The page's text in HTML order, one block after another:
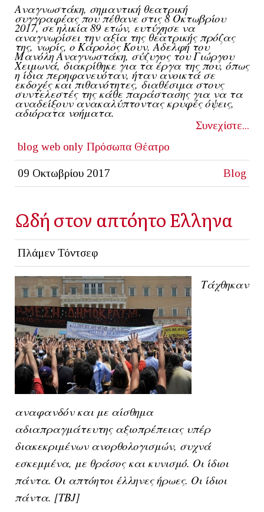
Αναγνωστάκη, σημαντική θεατρική
συγγραφέας που πέθανε στις 8 Οκτωβρίου
2017, σε ηλικία 89 ετών, ευτύχησε να
αναγνωρίσει την αξία της θεατρικής πρόζας
της, νωρίς, ο Κάρολος Κουν. Αδελφή του
Μανόλη Αναγνωστάκη, σύζυγος του Γιώργου
Χειμωνά, διακρίθηκε για τα έργα της που, όπως
η ίδια περηφανευόταν, ήταν ανοικτά σε
εκδοχές και πιθανότητες, διαθέσιμα στους
συντελεστές της κάθε παράστασης για να τα
αναδείξουν ανακαλύπτοντας κρυφές όψεις,
αδιόρατα νοήματα.
Συνεχίστε...
blog web only Πρόσωπα Θέατρο
09 Οκτωβρίου 2017 Blog
Ωδή στον απτόητο Ελληνα
Πλάμεν Τόντσεφ
Τάχθηκαν
αναφανδόν και με αίσθημα
αδιαπραγμάτευτης αξιοπρέπειας υπέρ
διακεκριμένων ανορθολογισμών, συχνά
εσκεμμένα, με θράσος και κυνισμό. Οι ίδιοι
πάντα. Οι απτόητοι έλληνες ήρωες. Οι ίδιοι
πάντα. [ΤΒJ]